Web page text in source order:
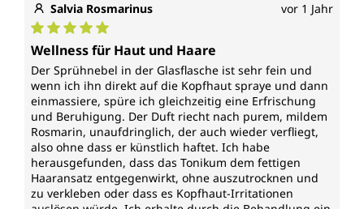
Seine nadelförmigen Blätter werden seit
Jahrhunderten als Gewürz und Hausmittel sowie für
spirituelle Zeremonien genutzt. Besonders frisch
oder getrocknet in mediterranen Gerichten sorgt er
nicht nur für Geschmack, sondern liefert gleichzeitig
die wertvollen Inhaltsstoffe der Pflanze. In der Antike
war Rosmarin ein Symbol für Gesundheit und
Schönheit. Die Griechen widmeten den Rosmarin der
Göttin Aphrodite. Die Römer schmückten
Götterstatuen mit Rosmarinzweigen und flochten sie
in Siegerkränze.
Salvia Rosmarinus vor 1 Jahr
Durchschnittliche Bewertung von 5 von 5 Sternen
Wellness für Haut und Haare
Der Sprühnebel in der Glasflasche ist sehr fein und
wenn ich ihn direkt auf die Kopfhaut spraye und dann
einmassiere, spüre ich gleichzeitig eine Erfrischung
und Beruhigung. Der Duft riecht nach purem, mildem
Rosmarin, unaufdringlich, der auch wieder verfliegt,
also ohne dass er künstlich haftet. Ich habe
herausgefunden, dass das Tonikum dem fettigen
Haaransatz entgegenwirkt, ohne auszutrocknen und
zu verkleben oder dass es Kopfhaut-Irritationen